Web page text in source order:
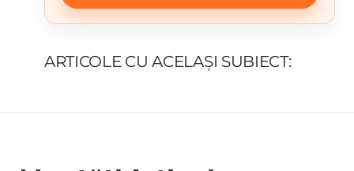
ARTICOLE CU ACELAȘI SUBIECT: